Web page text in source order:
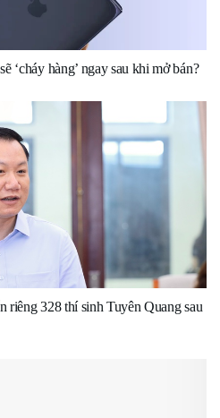
‘cháy hàng’ ngay sau khi mở bán?
riêng 328 thí sinh Tuyên Quang sau